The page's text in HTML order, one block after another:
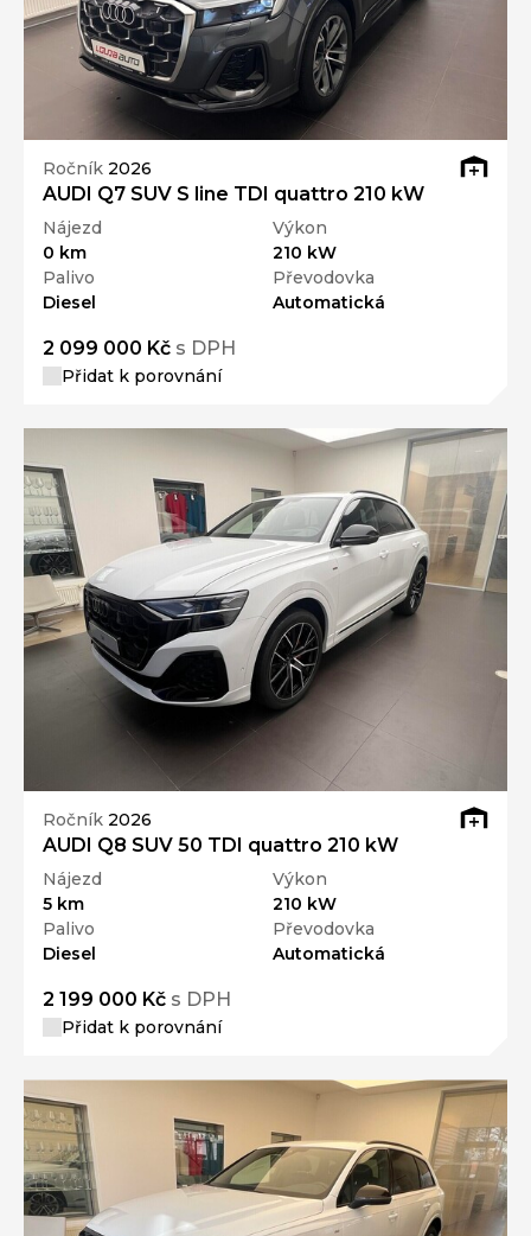
Ročník 2026
AUDI Q7 SUV S line TDI quattro 210 kW
Nájezd
0 km
Výkon
210 kW
Palivo
Diesel
Převodovka
Automatická
2 099 000 Kč s DPH
Přidat k porovnání
Ročník 2026
AUDI Q8 SUV 50 TDI quattro 210 kW
Nájezd
5 km
Výkon
210 kW
Palivo
Diesel
Převodovka
Automatická
2 199 000 Kč s DPH
Přidat k porovnání